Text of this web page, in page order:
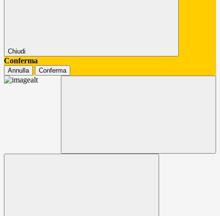
Chiudi
Conferma
Annulla Conferma